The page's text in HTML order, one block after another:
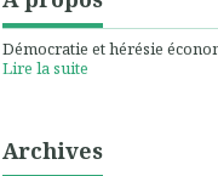
Démocratie et hérésie
Lire la suite
Archives